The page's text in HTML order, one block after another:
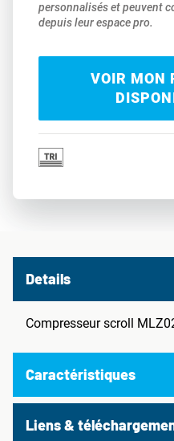
personnalisés et peuvent
depuis leur espace pro.
VOIR MON
Details
Compresseur scroll
Caractéristiques
Liens &